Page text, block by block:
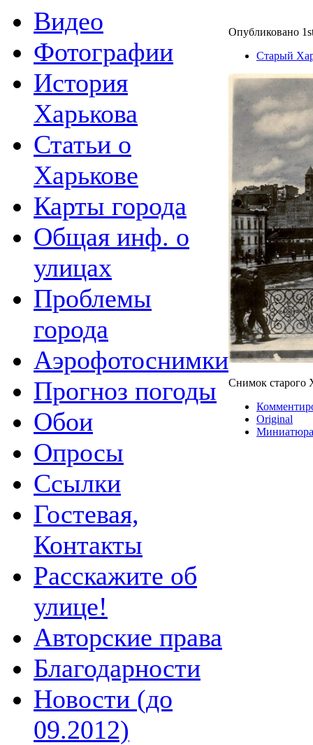
Видео
Фотографии
История
Харькова
Статьи о
Харькове
Карты города
Общая инф. о
улицах
Проблемы
города
Аэрофотоснимки
Прогноз погоды
Обои
Опросы
Ссылки
Гостевая,
Контакты
Расскажите об
улице!
Авторские права
Благодарности
Новости (до
09.2012)
Опубликовано
Старый
Снимок старого
Original
Миниатюра